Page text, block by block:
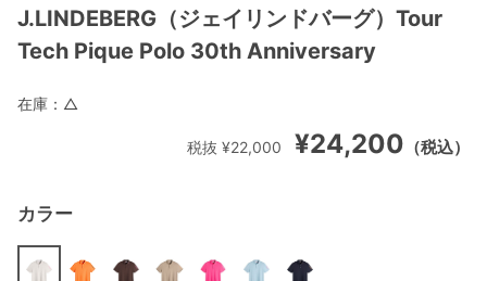
J.LINDEBERG（ジェイリンドバーグ）Tour
Tech Pique Polo 30th Anniversary
¥24,200 （税込）
税抜 ¥22,000
カラー
在庫： △